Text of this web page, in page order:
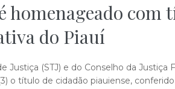
homenageado
do Piauí
Justiça (STJ) e do Conselho da Justiça
o título de cidadão piauiense,